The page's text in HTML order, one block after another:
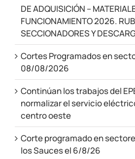
DE ADQUISICIÓN –
FUNCIONAMIENTO 2026.
SECCIONADORES Y
Cortes Programados en
08/08/2026
Continúan los trabajos del
normalizar el servicio
centro oeste
Corte programado en
los Sauces el 6/8/26